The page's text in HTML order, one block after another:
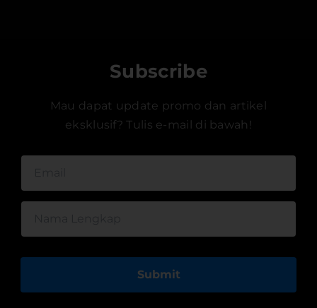
Subscribe
Mau dapat update promo dan artikel
eksklusif? Tulis e-mail di bawah!
Submit